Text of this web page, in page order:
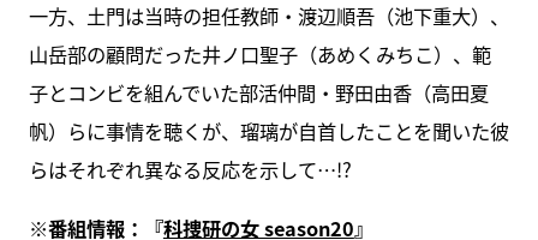
一方、土門は当時の担任教師・渡辺順吾（池下重大）、
山岳部の顧問だった井ノ口聖子（あめくみちこ）、範
子とコンビを組んでいた部活仲間・野田由香（高田夏
帆）らに事情を聴くが、瑠璃が自首したことを聞いた彼
らはそれぞれ異なる反応を示して…!?
※番組情報：『科捜研の女 season20』